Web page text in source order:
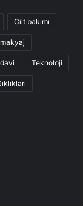
Cilt bakımı
makyaj
Teknoloji